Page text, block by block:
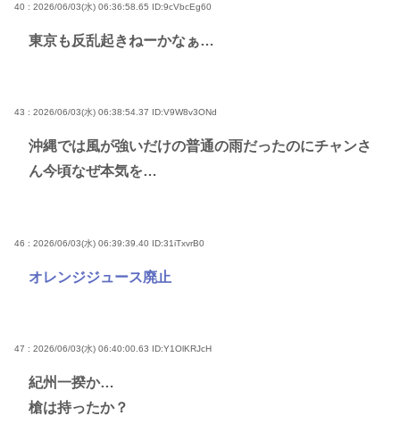
40 : 2026/06/03(水) 06:36:58.65 ID:9cVbcEg60
東京も反乱起きねーかなぁ…
43 : 2026/06/03(水) 06:38:54.37 ID:V9W8v3ONd
沖縄では風が強いだけの普通の雨だったのにチャンさ
ん今頃なぜ本気を…
46 : 2026/06/03(水) 06:39:39.40 ID:31iTxvrB0
オレンジジュース廃止
47 : 2026/06/03(水) 06:40:00.63 ID:Y1OlKRJcH
紀州一揆か…
槍は持ったか？